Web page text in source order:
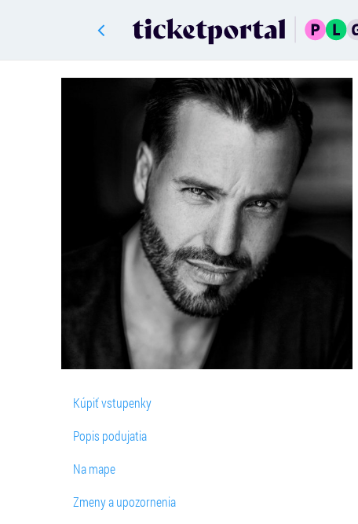
Kúpiť vstupenky
Popis podujatia
Na mape
Zmeny a upozornenia